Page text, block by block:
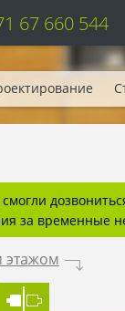
67 660 544
за временные
этажом .